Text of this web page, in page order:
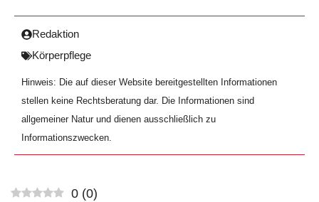
Redaktion
Körperpflege
Hinweis: Die auf dieser Website bereitgestellten Informationen
stellen keine Rechtsberatung dar. Die Informationen sind
allgemeiner Natur und dienen ausschließlich zu
Informationszwecken.
0 (0)